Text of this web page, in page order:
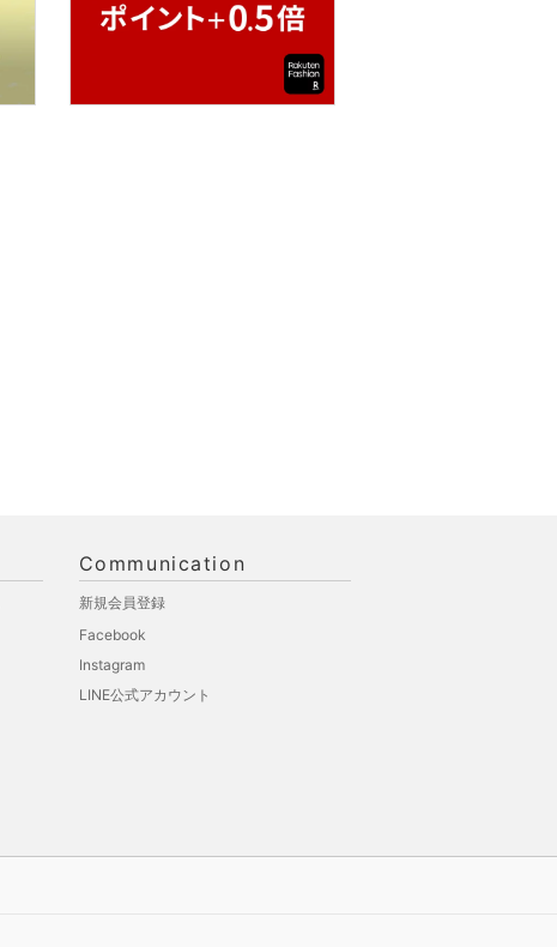
Communication
新規会員登録
Facebook
Instagram
LINE公式アカウント